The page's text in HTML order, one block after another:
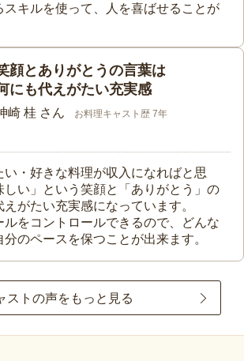
スキルを使って、人を喜ばせることが
顔とありがとうの言葉は
にも代えがたい充実感
崎 桂 さん お料理キャスト歴 7年
い・好きな料理が収入になればと思
しい」という笑顔と「ありがとう」の
がたい充実感になっています。
ルをコントロールできるので、どんな
のペースを保つことが出来ます。
ストの声をもっと見る